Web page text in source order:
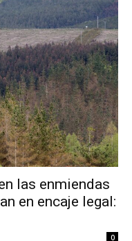
las enmiendas
en encaje legal:
0